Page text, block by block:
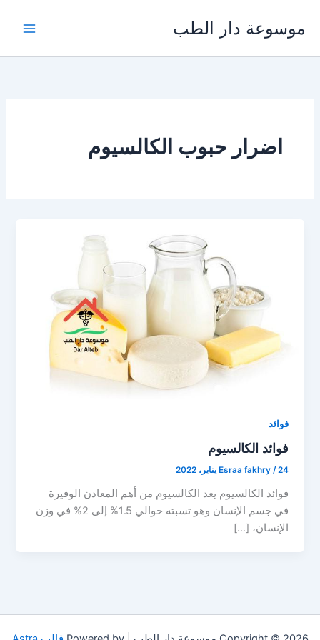
المحتوى
موسوعة دار الطب
اضرار حبوب الكالسيوم
فوائد
فوائد الكالسيوم
Esraa fakhry /24 يناير، 2022
فوائد الكالسيوم يعد الكالسيوم من أهم المعادن الوفيرة
في جسم الإنسان وهو تسبته حوالي 1.5% إلى 2% في وزن
الإنسان، […]